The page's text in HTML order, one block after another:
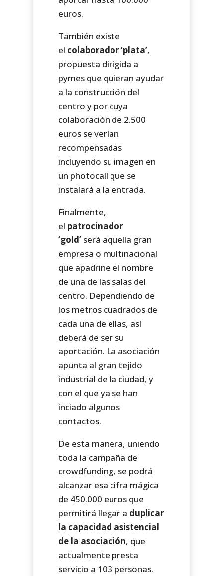
euros.
También existe
el colaborador ‘plata’,
propuesta dirigida a
pymes que quieran ayudar
a la construcción del
centro y por cuya
colaboración de 2.500
euros se verían
recompensadas
incluyendo su imagen en
un photocall que se
instalará a la entrada.
Finalmente,
el patrocinador
‘gold’ será aquella gran
empresa o multinacional
que apadrine el nombre
de una de las salas del
centro. Dependiendo de
los metros cuadrados de
cada una de ellas, así
deberá de ser su
aportación. La asociación
apunta al gran tejido
industrial de la ciudad, y
con el que ya se han
inciado algunos
contactos.
De esta manera, uniendo
toda la campaña de
crowdfunding, se podrá
alcanzar esa cifra mágica
de 450.000 euros que
permitirá llegar a duplicar
la capacidad asistencial
de la asociación, que
actualmente presta
servicio a 103 personas.